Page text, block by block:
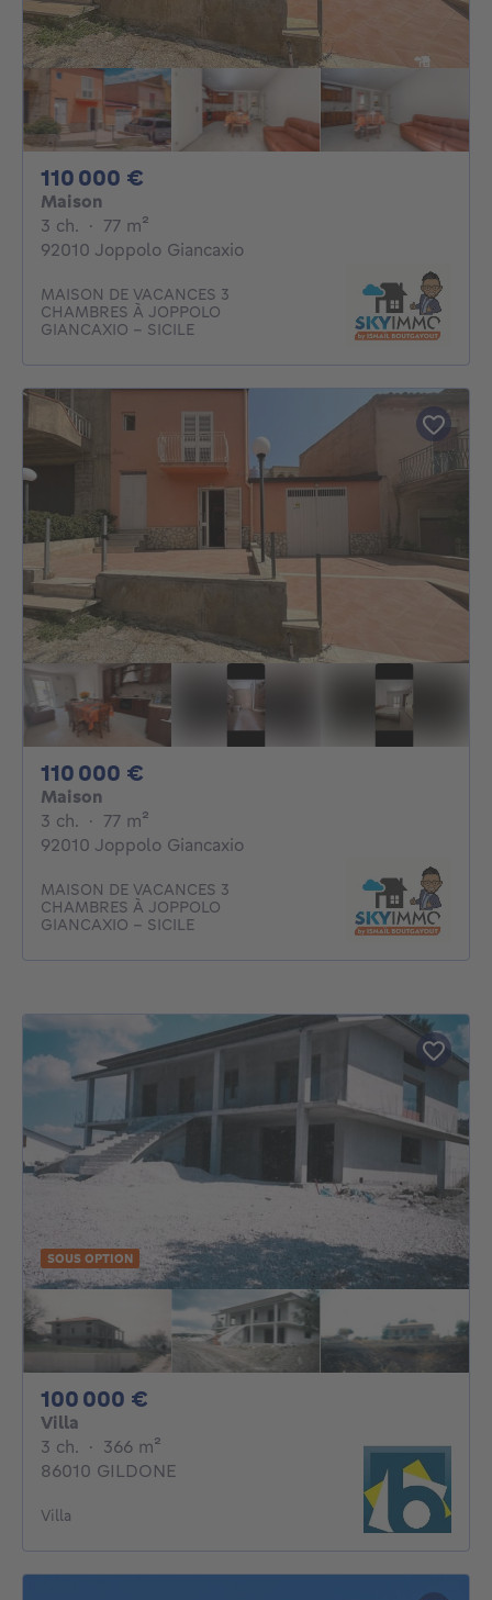
110 000 €
Maison
3 ch. 3 chambres
· 77 m²
92010 Joppolo Giancaxio
MAISON DE VACANCES 3
CHAMBRES À JOPPOLO
GIANCAXIO - SICILE
110 000 €
Maison
3 ch. 3 chambres
· 77 m²
92010 Joppolo Giancaxio
MAISON DE VACANCES 3
CHAMBRES À JOPPOLO
GIANCAXIO - SICILE
SOUS OPTION
100 000 €
Villa
3 ch. 3 chambres
· 366 m²
86010 GILDONE
Villa